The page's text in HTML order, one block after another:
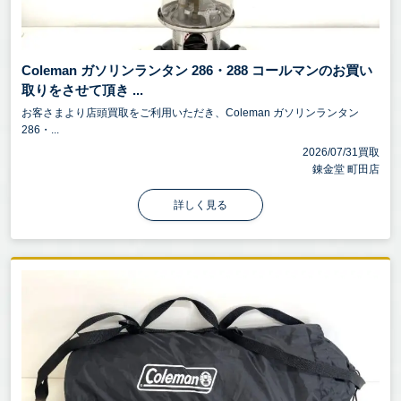
Coleman ガソリンランタン 286・288 コールマンのお買い
取りをさせて頂き ...
お客さまより店頭買取をご利用いただき、Coleman ガソリンランタン
286・...
2026/07/31買取
錬金堂 町田店
詳しく見る